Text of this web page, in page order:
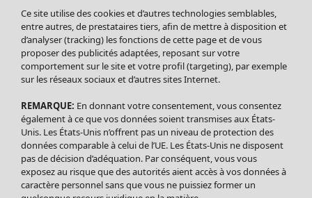
Soldes Vêtements
Tous les vêtements
Robes
Tuniques
Blouses
Tops
Gilets
Pantalon
Ce site utilise des cookies et d’autres technologies semblables,
entre autres, de prestataires tiers, afin de mettre à disposition et
d’analyser (tracking) les fonctions de cette page et de vous
proposer des publicités adaptées, reposant sur votre
comportement sur le site et votre profil (targeting), par exemple
sur les réseaux sociaux et d’autres sites Internet.
REMARQUE: En donnant votre consentement, vous consentez
également à ce que vos données soient transmises aux États-
Unis. Les États-Unis n’offrent pas un niveau de protection des
données comparable à celui de l’UE. Les États-Unis ne disposent
pas de décision d’adéquation. Par conséquent, vous vous
exposez au risque que des autorités aient accès à vos données à
caractère personnel sans que vous ne puissiez former un